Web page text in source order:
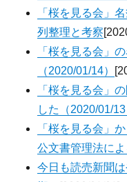
「桜を見る会」
列整理と考察
「桜を見る会」
（2020/01/14）
「桜を見る会」
した（2020/01/13
「桜を見る会」
公文書管理法によ
今日も読売新聞